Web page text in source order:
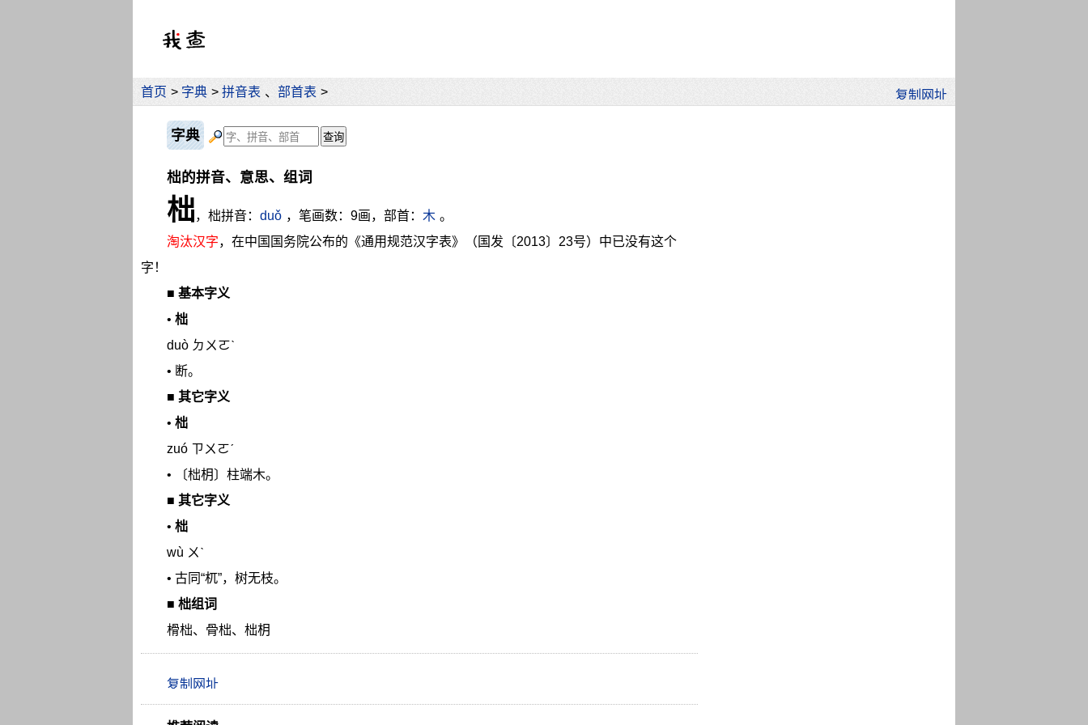
首页 > 字典 > 拼音表 、 部首表 >
字典
柮的拼音、意思、组词
柮，柮拼音： duǒ ，笔画数：9画，部首： 木 。
淘汰汉字，在中国国务院公布的《通用规范汉字表》（国发〔2013〕23号）中已没有这个
字！
■ 基本字义
• 柮
duò ㄉㄨㄛˋ
• 断。
■ 其它字义
• 柮
zuó ㄗㄨㄛˊ
• 〔柮枂〕柱端木。
■ 其它字义
• 柮
wù ㄨˋ
• 古同“杌”，树无枝。
■ 柮组词
榾柮、骨柮、柮枂